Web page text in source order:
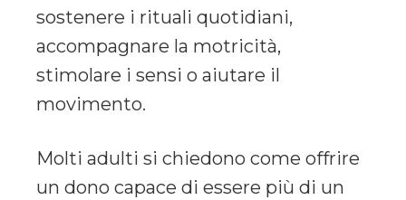
sostenere i rituali quotidiani,
accompagnare la motricità,
stimolare i sensi o aiutare il
movimento.
Molti adulti si chiedono come offrire
un dono capace di essere più di un